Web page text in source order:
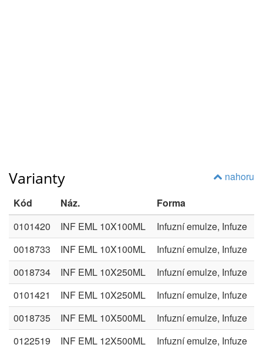
nahoru
Varianty
Kód Náz.
Forma
0101420
INF EML 10X100ML
Infuzní emulze, Infuze
0018733
INF EML 10X100ML
Infuzní emulze, Infuze
0018734
INF EML 10X250ML
Infuzní emulze, Infuze
0101421
INF EML 10X250ML
Infuzní emulze, Infuze
0018735
INF EML 10X500ML
Infuzní emulze, Infuze
0122519
INF EML 12X500ML
Infuzní emulze, Infuze